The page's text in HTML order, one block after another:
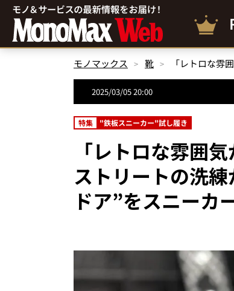
モノマックス 靴
2025/03/05 20:00
特集 "鉄板スニーカー"試し履き
「レトロな雰囲
ストリートの洗
ドア”をスニーカ